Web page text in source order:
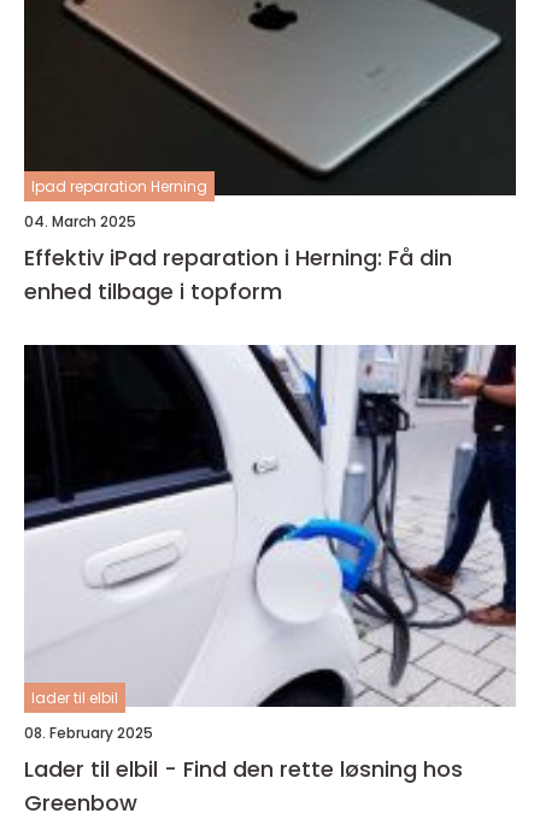
Ipad reparation Herning
04. March 2025
Effektiv iPad reparation i Herning: Få din
enhed tilbage i topform
lader til elbil
08. February 2025
Lader til elbil - Find den rette løsning hos
Greenbow